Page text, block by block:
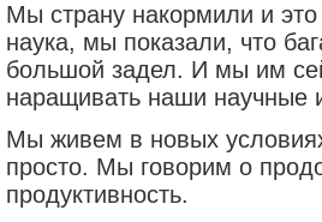
Мы страну накормили и
наука, мы показали, что
большой задел. И мы им
наращивать наши научные
Мы живем в новых
просто. Мы говорим о
продуктивность.